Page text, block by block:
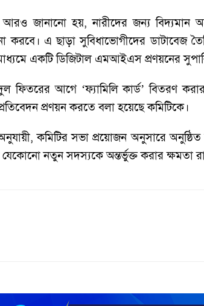
আরও জানানো হয়, নারীদের জন্য বিদ্যমান
করবে। এ ছাড়া সুবিধাভোগীদের ডাটাবেজ
একটি ডিজিটাল এমআইএস প্রণয়নের
ফিতরের আগে ‘ফ্যামিলি কার্ড’ বিতরণ
প্রণয়ন করতে বলা হয়েছে কমিটিকে।
কমিটির সভা প্রয়োজন অনুসারে
নতুন সদস্যকে অন্তর্ভুক্ত করার ক্ষমতা